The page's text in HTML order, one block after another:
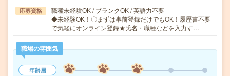
応募資格
職種未経験OK / ブランクOK / 英語力不要
◆未経験OK！〇まずは事前登録だけでもOK！履歴書不要
で気軽にオンライン登録★氏名・職種などを入力す…
職場の雰囲気
年齢層